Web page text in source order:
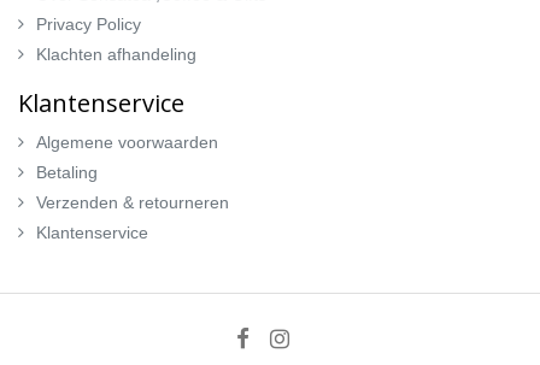
Privacy Policy
Klachten afhandeling
Klantenservice
Algemene voorwaarden
Betaling
Verzenden & retourneren
Klantenservice